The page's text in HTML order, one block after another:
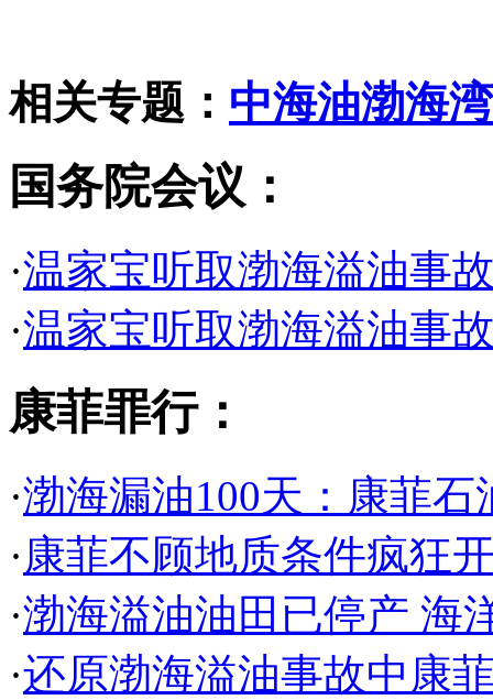
相关专题： 中海油渤海
国务院会议：
·温家宝听取渤海溢油事
·温家宝听取渤海溢油事
康菲罪行：
·渤海漏油100天：康菲
·康菲不顾地质条件疯狂
·渤海溢油油田已停产 海
·还原渤海溢油事故中康